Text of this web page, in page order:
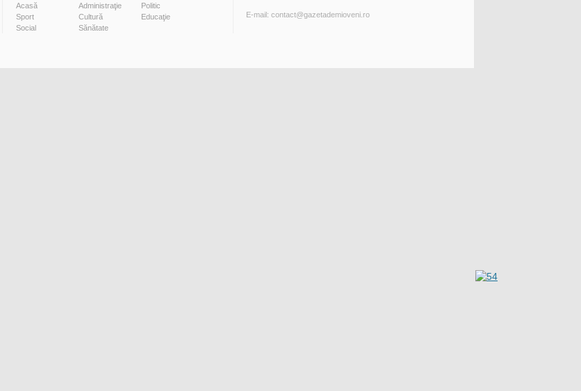
Acasă Administraţie
Politic
Sport
Cultură
Educaţie
Social
Sănătate
E-mail: contact@gazetademioveni.ro